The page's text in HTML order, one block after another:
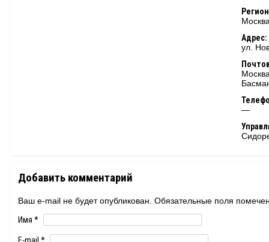
Адрес:
ул.
—
Добавить комментарий
Ваш e-mail не будет опубликован. Обязательные поля
Имя *
E-mail *